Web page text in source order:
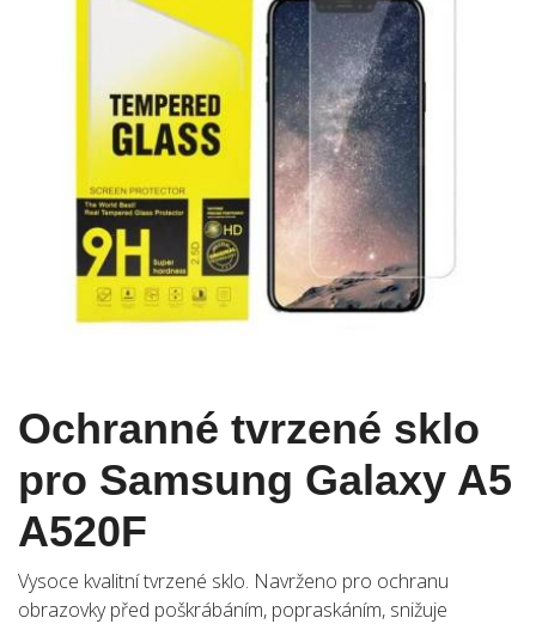
Ochranné tvrzené sklo
pro Samsung Galaxy A5
A520F
Vysoce kvalitní tvrzené sklo. Navrženo pro ochranu
obrazovky před poškrábáním, popraskáním, snižuje